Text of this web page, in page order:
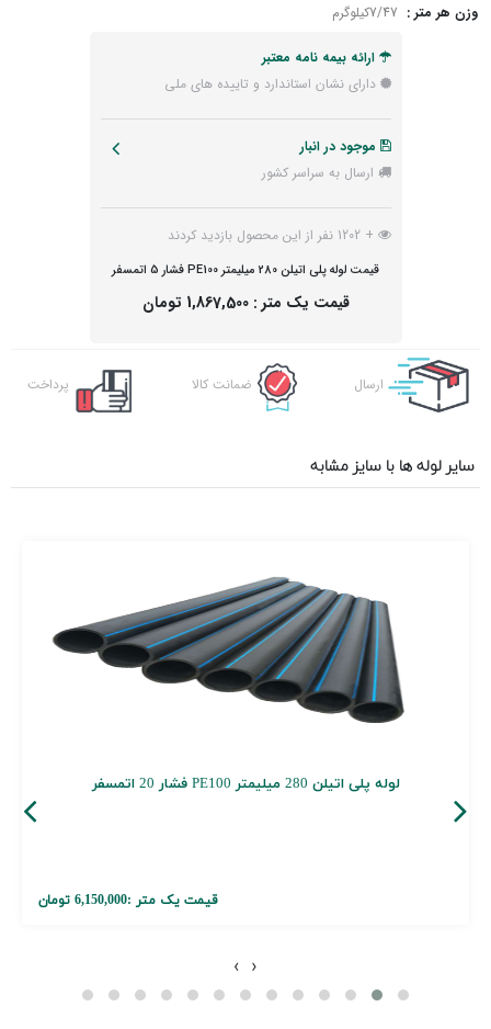
وزن هر متر :
ارائه بیمه نامه معتبر
دارای نشان استاندارد و تاییده های ملی
موجود در انبار
ارسال به سراسر کشور
+ 1202 نفر از این محصول بازدید کردند
قیمت لوله پلی اتیلن 280 میلیمتر PE100 فشار 5 اتمسفر
قیمت یک متر : 1,867,500 تومان
ارسال ضمانت کالا پرداخت
سایر لوله ها با سایز مشابه
لوله پلی اتیلن 280 میلیمتر PE100 فشار 20 اتمسفر
قیمت یک متر :6,150,000 تومان
‹
›